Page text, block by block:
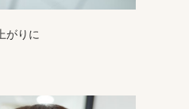
がりに